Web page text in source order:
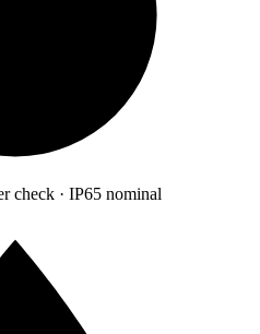
check · IP65 nominal